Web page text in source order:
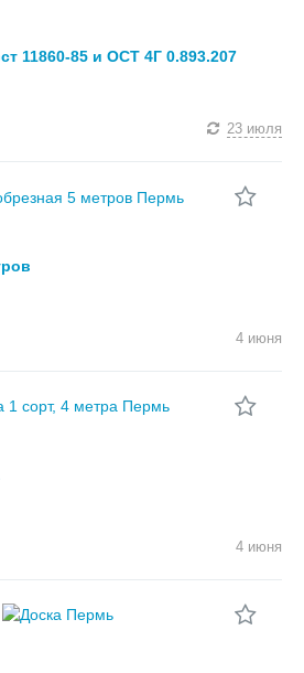
11860-85 и ОСТ 4Г 0.893.207
23 июля
4 июня
4 июня